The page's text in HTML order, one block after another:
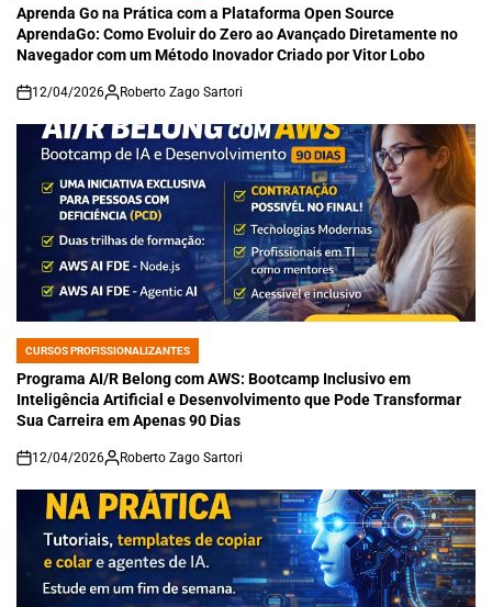
IN
Aprenda Go na Prática com a Plataforma Open Source
AprendaGo: Como Evoluir do Zero ao Avançado Diretamente no
Navegador com um Método Inovador Criado por Vitor Lobo
on
12/04/2026 Roberto Zago Sartori
POSTED
IN
CURSOS PROFISSIONALIZANTES
Programa AI/R Belong com AWS: Bootcamp Inclusivo em
Inteligência Artificial e Desenvolvimento que Pode Transformar
Sua Carreira em Apenas 90 Dias
on
12/04/2026 Roberto Zago Sartori